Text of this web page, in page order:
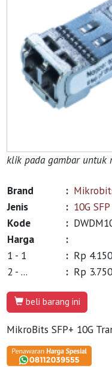
klik pada gambar untuk
Brand :
Jenis
: 10G
Kode
:
Harga
:
1 - 1
: Rp
2 - ...
: Rp
beli barang ini
MikroBits SFP+ 10G